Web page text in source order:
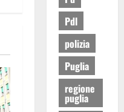
Pdl
polizia
Puglia
regione
puglia